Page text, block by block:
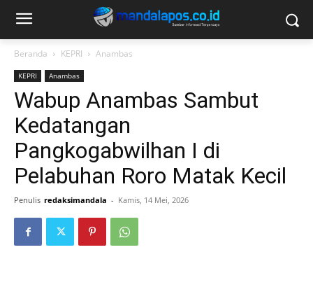
Beranda KEPRI Anambas
KEPRI Anambas
Wabup Anambas Sambut
Kedatangan
Pangkogabwilhan I di
Pelabuhan Roro Matak Kecil
Penulis redaksimandala - Kamis, 14 Mei, 2026